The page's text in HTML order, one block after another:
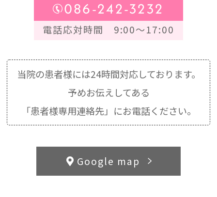
086-242-3232
電話応対時間 9:00～17:00
当院の患者様には24時間対応しております。
予めお伝えしてある
「患者様専用連絡先」にお電話ください。
Google map